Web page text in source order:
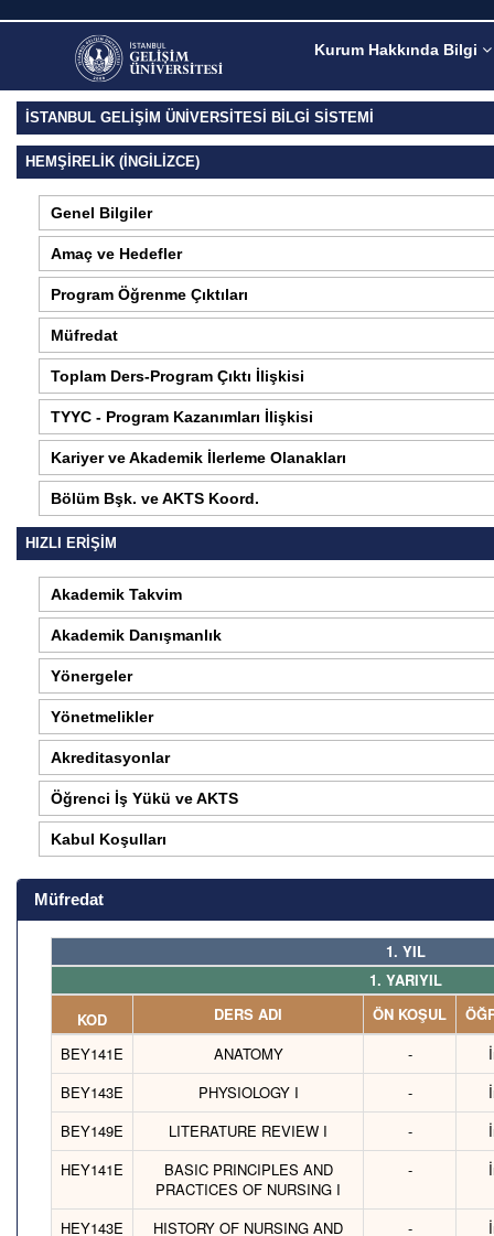
Kurum Hakkında Bilgi
İSTANBUL GELİŞİM ÜNİVERSİTESİ BİLGİ SİSTEMİ
HEMŞIRELIK (İNGILIZCE)
Genel Bilgiler
Amaç ve Hedefler
Program Öğrenme Çıktıları
Müfredat
Toplam Ders-Program Çıktı İlişkisi
TYYC - Program Kazanımları İlişkisi
Kariyer ve Akademik İlerleme Olanakları
Bölüm Bşk. ve AKTS Koord.
HIZLI ERİŞİM
Akademik Takvim
Akademik Danışmanlık
Yönergeler
Yönetmelikler
Akreditasyonlar
Öğrenci İş Yükü ve AKTS
Kabul Koşulları
Müfredat
1. YIL
1. YARIYIL
KOD
DERS ADI ÖN KOŞUL
BEY141E
ANATOMY -
BEY143E
PHYSIOLOGY I -
BEY149E
LITERATURE REVIEW I -
HEY141E
BASIC PRINCIPLES AND
PRACTICES OF NURSING I
-
HEY143E
HISTORY OF NURSING AND
-